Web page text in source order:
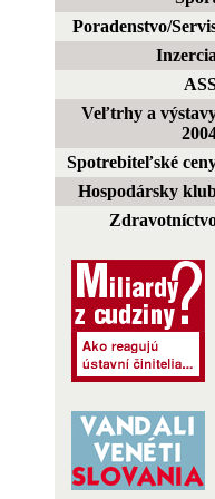
Poradenstvo/
Inzercia
Veľtrhy a
Spotrebiteľské
Hospodársky